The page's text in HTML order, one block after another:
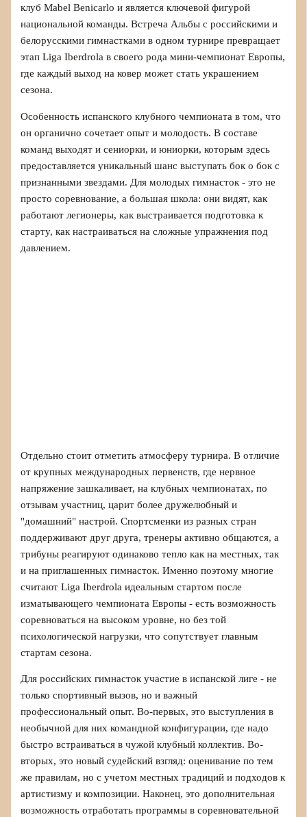
клуб Mabel Benicarlo и является ключевой фигурой
национальной команды. Встреча Альбы с российскими и
белорусскими гимнастками в одном турнире превращает
этап Liga Iberdrola в своего рода мини-чемпионат Европы,
где каждый выход на ковер может стать украшением
сезона.
Особенность испанского клубного чемпионата в том, что
он органично сочетает опыт и молодость. В составе
команд выходят и сениорки, и юниорки, которым здесь
предоставляется уникальный шанс выступать бок о бок с
признанными звездами. Для молодых гимнасток - это не
просто соревнование, а большая школа: они видят, как
работают легионеры, как выстраивается подготовка к
старту, как настраиваться на сложные упражнения под
давлением.
Отдельно стоит отметить атмосферу турнира. В отличие
от крупных международных первенств, где нервное
напряжение зашкаливает, на клубных чемпионатах, по
отзывам участниц, царит более дружелюбный и
"домашний" настрой. Спортсменки из разных стран
поддерживают друг друга, тренеры активно общаются, а
трибуны реагируют одинаково тепло как на местных, так
и на приглашенных гимнасток. Именно поэтому многие
считают Liga Iberdrola идеальным стартом после
изматывающего чемпионата Европы - есть возможность
соревноваться на высоком уровне, но без той
психологической нагрузки, что сопутствует главным
стартам сезона.
Для российских гимнасток участие в испанской лиге - не
только спортивный вызов, но и важный
профессиональный опыт. Во-первых, это выступления в
необычной для них командной конфигурации, где надо
быстро встраиваться в чужой клубный коллектив. Во-
вторых, это новый судейский взгляд: оценивание по тем
же правилам, но с учетом местных традиций и подходов к
артистизму и композиции. Наконец, это дополнительная
возможность отработать программы в соревновательной